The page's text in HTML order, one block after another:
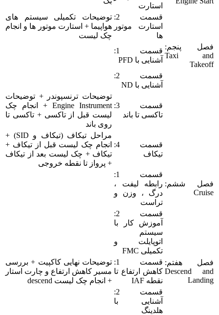
استارت
قسمت 2:
استارت موتور
ها
توضیحات تکمیلی سیستم های
هواپیما + استارت موتور ها و انجام
چک لیست
فصل پنجم:
Taxi and
Takeoff
قسمت 1:
آشنایی با PFD
قسمت 2:
آشنایی با ND
قسمت 3:
تاکسی تا باند
توضیحات ترنسپوندر + توضیحات
Engine Instrument + انجام چک
لیست قبل از تاکسی + تاکسی تا
روی باند
قسمت 4:
تیکاف
مراحل تیکاف (تیکاف و SID) +
انجام چک لیست قبل از تیکاف +
تیکاف + چک لیست بعد از تیکاف
+ پرواز تا نقطه خروجی
فصل ششم:
Cruise
قسمت 1:
رابطه لیفت ،
درگ ، وزن و
تراست
قسمت 2:
آموزش کار با
سیستم
اتوپایلت و
تکمیلی FMC
فصل هفتم:
Descend and
Landing
قسمت 1:
کاهش ارتفاع تا
نقطه IAF
توضیحات نهایی کاکپیت + بررسی
مسیر کاهش ارتفاع و چارت استار
+ انجام چک لیست descend
قسمت 2:
آشنایی با
هلدینگ